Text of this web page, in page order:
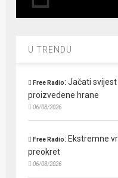
U TRENDU
Free Radio:Jačati
proizvedene hrane
06/08/2026
Free Radio: Ekstremne
preokret
06/08/2026